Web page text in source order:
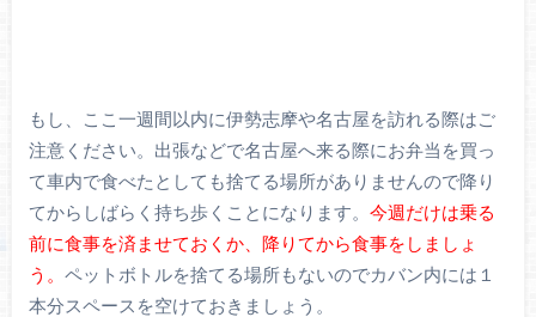
もし、ここ一週間以内に伊勢志摩や名古屋を訪れる際はご
注意ください。出張などで名古屋へ来る際にお弁当を買っ
て車内で食べたとしても捨てる場所がありませんので降り
てからしばらく持ち歩くことになります。 今週だけは乗る
前に食事を済ませておくか、降りてから食事をしましょ
う。 ペットボトルを捨てる場所もないのでカバン内には１
本分スペースを空けておきましょう。